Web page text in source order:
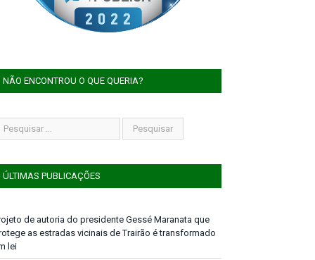
NÃO ENCONTROU O QUE QUERIA?
ÚLTIMAS PUBLICAÇÕES
de autoria do presidente Gessé Maranata que
as estradas vicinais de Trairão é transformado
lei